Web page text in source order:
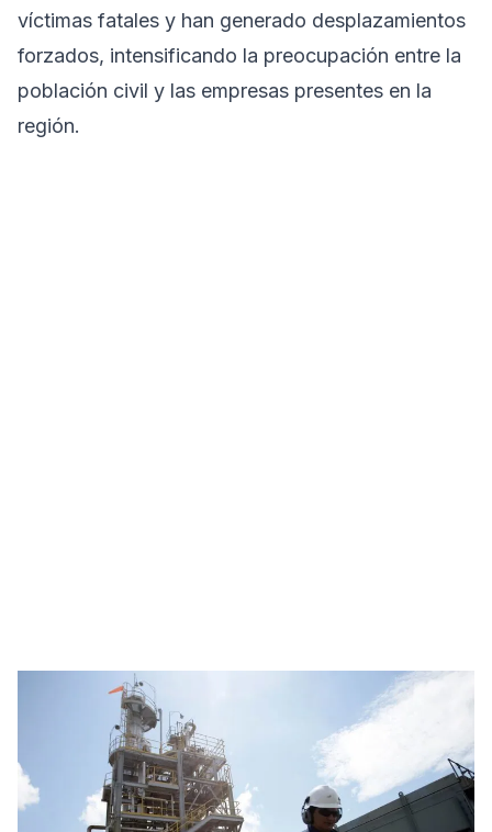
víctimas fatales y han generado desplazamientos
forzados, intensificando la preocupación entre la
población civil y las empresas presentes en la
región.